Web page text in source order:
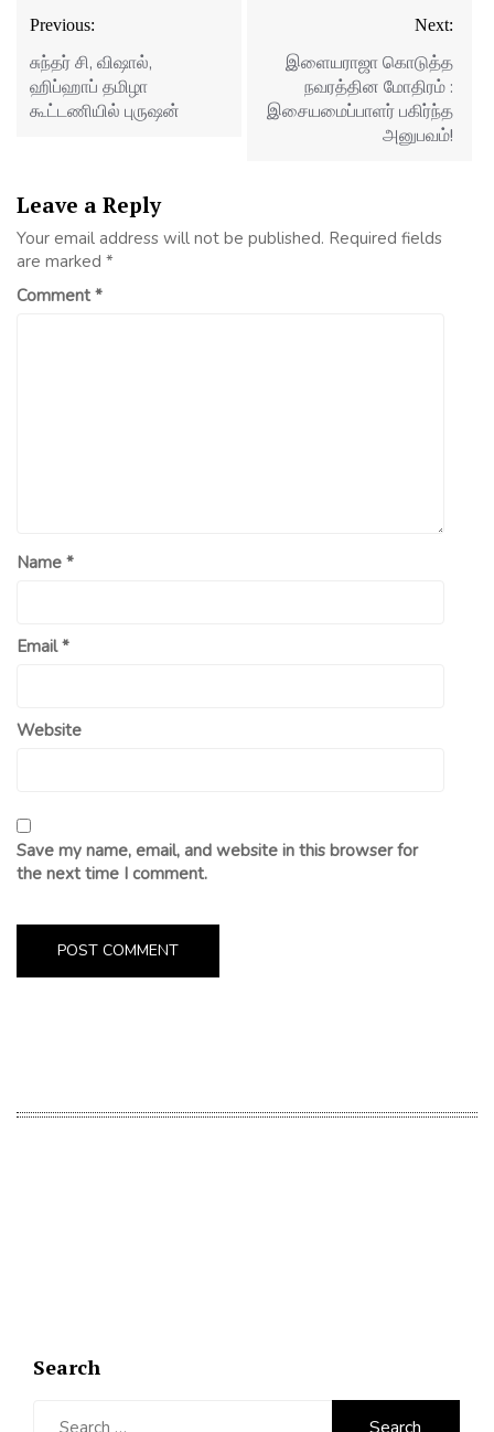
Post
navigation
Previous:
சுந்தர் சி, விஷால்,
ஹிப்ஹாப் தமிழா
கூட்டணியில் புருஷன்
Next:
இளையராஜா கொடுத்த
நவரத்தின மோதிரம் :
இசையமைப்பாளர் பகிர்ந்த
அனுபவம்!
Leave a Reply
Your email address will not be published. Required fields
are marked *
Comment*
Name *
Email*
Website
Save my name, email, and website in this browser for
the next time I comment.
Search